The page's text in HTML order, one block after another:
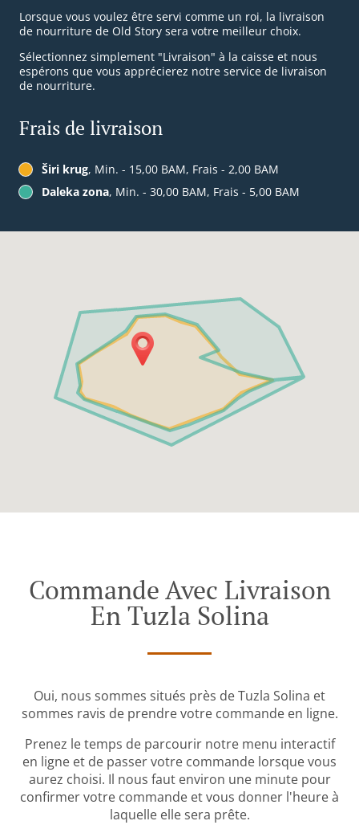
Lorsque vous voulez être servi comme un roi, la livraison
de nourriture de Old Story sera votre meilleur choix.
Sélectionnez simplement "Livraison" à la caisse et nous
espérons que vous apprécierez notre service de livraison
de nourriture.
Frais de livraison
Širi krug, Min. - 15,00 BAM, Frais - 2,00 BAM
Daleka zona, Min. - 30,00 BAM, Frais - 5,00 BAM
Commande Avec Livraison
En Tuzla Solina
Oui, nous sommes situés près de Tuzla Solina et
sommes ravis de prendre votre commande en ligne.
Prenez le temps de parcourir notre menu interactif
en ligne et de passer votre commande lorsque vous
aurez choisi. Il nous faut environ une minute pour
confirmer votre commande et vous donner l'heure à
laquelle elle sera prête.